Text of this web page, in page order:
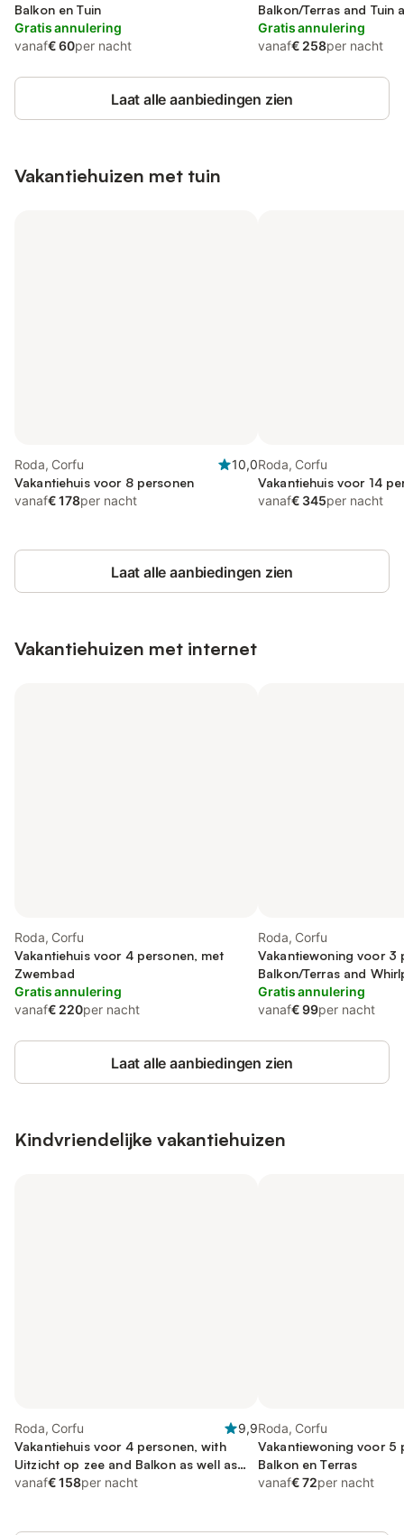
Balkon en Tuin
Gratis annulering
vanaf€ 60per nacht
Balkon/Terras and Tuin
Uitzicht
Gratis annulering
vanaf€ 258per nacht
Laat alle aanbiedingen zien
Vakantiehuizen met tuin
Roda, Corfu
10,0
Vakantiehuis voor 8 personen
vanaf€ 178per nacht
Roda, Corfu
Vakantiehuis voor 14
vanaf€ 345per nacht
Laat alle aanbiedingen zien
Vakantiehuizen met internet
Roda, Corfu
Vakantiehuis voor 4 personen, met
Zwembad
Gratis annulering
vanaf€ 220per nacht
Roda, Corfu
Vakantiewoning voor 3
Balkon/Terras and
Uitzicht
Gratis annulering
vanaf€ 99per nacht
Laat alle aanbiedingen zien
Kindvriendelijke vakantiehuizen
Roda, Corfu
9,9
Vakantiehuis voor 4 personen, with
Uitzicht op zee and Balkon as well as
Terras and Tuin
vanaf€ 158per nacht
Roda, Corfu
Vakantiewoning voor 5
Balkon en Terras
vanaf€ 72per nacht